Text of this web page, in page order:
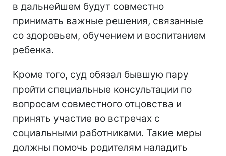
в дальнейшем будут совместно
принимать важные решения, связанные
со здоровьем, обучением и воспитанием
ребенка.
Кроме того, суд обязал бывшую пару
пройти специальные консультации по
вопросам совместного отцовства и
принять участие во встречах с
социальными работниками. Такие меры
должны помочь родителям наладить